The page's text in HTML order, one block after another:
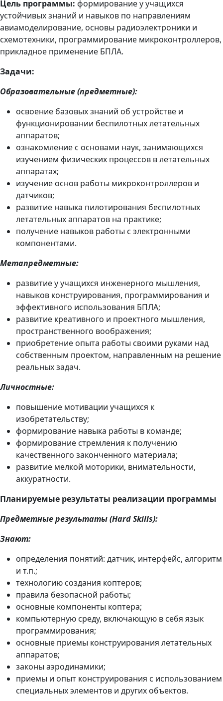
Цель программы: формирование у учащихся
устойчивых знаний и навыков по направлениям
авиамоделирование, основы радиоэлектроники и
схемотехники, программирование микроконтроллеров,
прикладное применение БПЛА.
Задачи:
Образовательные (предметные):
освоение базовых знаний об устройстве и
функционировании беспилотных летательных
аппаратов;
ознакомление с основами наук, занимающихся
изучением физических процессов в летательных
аппаратах;
изучение основ работы микроконтроллеров и
датчиков;
развитие навыка пилотирования беспилотных
летательных аппаратов на практике;
получение навыков работы с электронными
компонентами.
Метапредметные:
развитие у учащихся инженерного мышления,
навыков конструирования, программирования и
эффективного использования БПЛА;
развитие креативного и проектного мышления,
пространственного воображения;
приобретение опыта работы своими руками над
собственным проектом, направленным на решение
реальных задач.
Личностные:
повышение мотивации учащихся к
изобретательству;
формирование навыка работы в команде;
формирование стремления к получению
качественного законченного материала;
развитие мелкой моторики, внимательности,
аккуратности.
Планируемые результаты реализации программы
Предметные результаты (Hard Skills):
Знают:
определения понятий: датчик, интерфейс, алгоритм
и т.п.;
технологию создания коптеров;
правила безопасной работы;
основные компоненты коптера;
компьютерную среду, включающую в себя язык
программирования;
основные приемы конструирования летательных
аппаратов;
законы аэродинамики;
приемы и опыт конструирования с использованием
специальных элементов и других объектов.